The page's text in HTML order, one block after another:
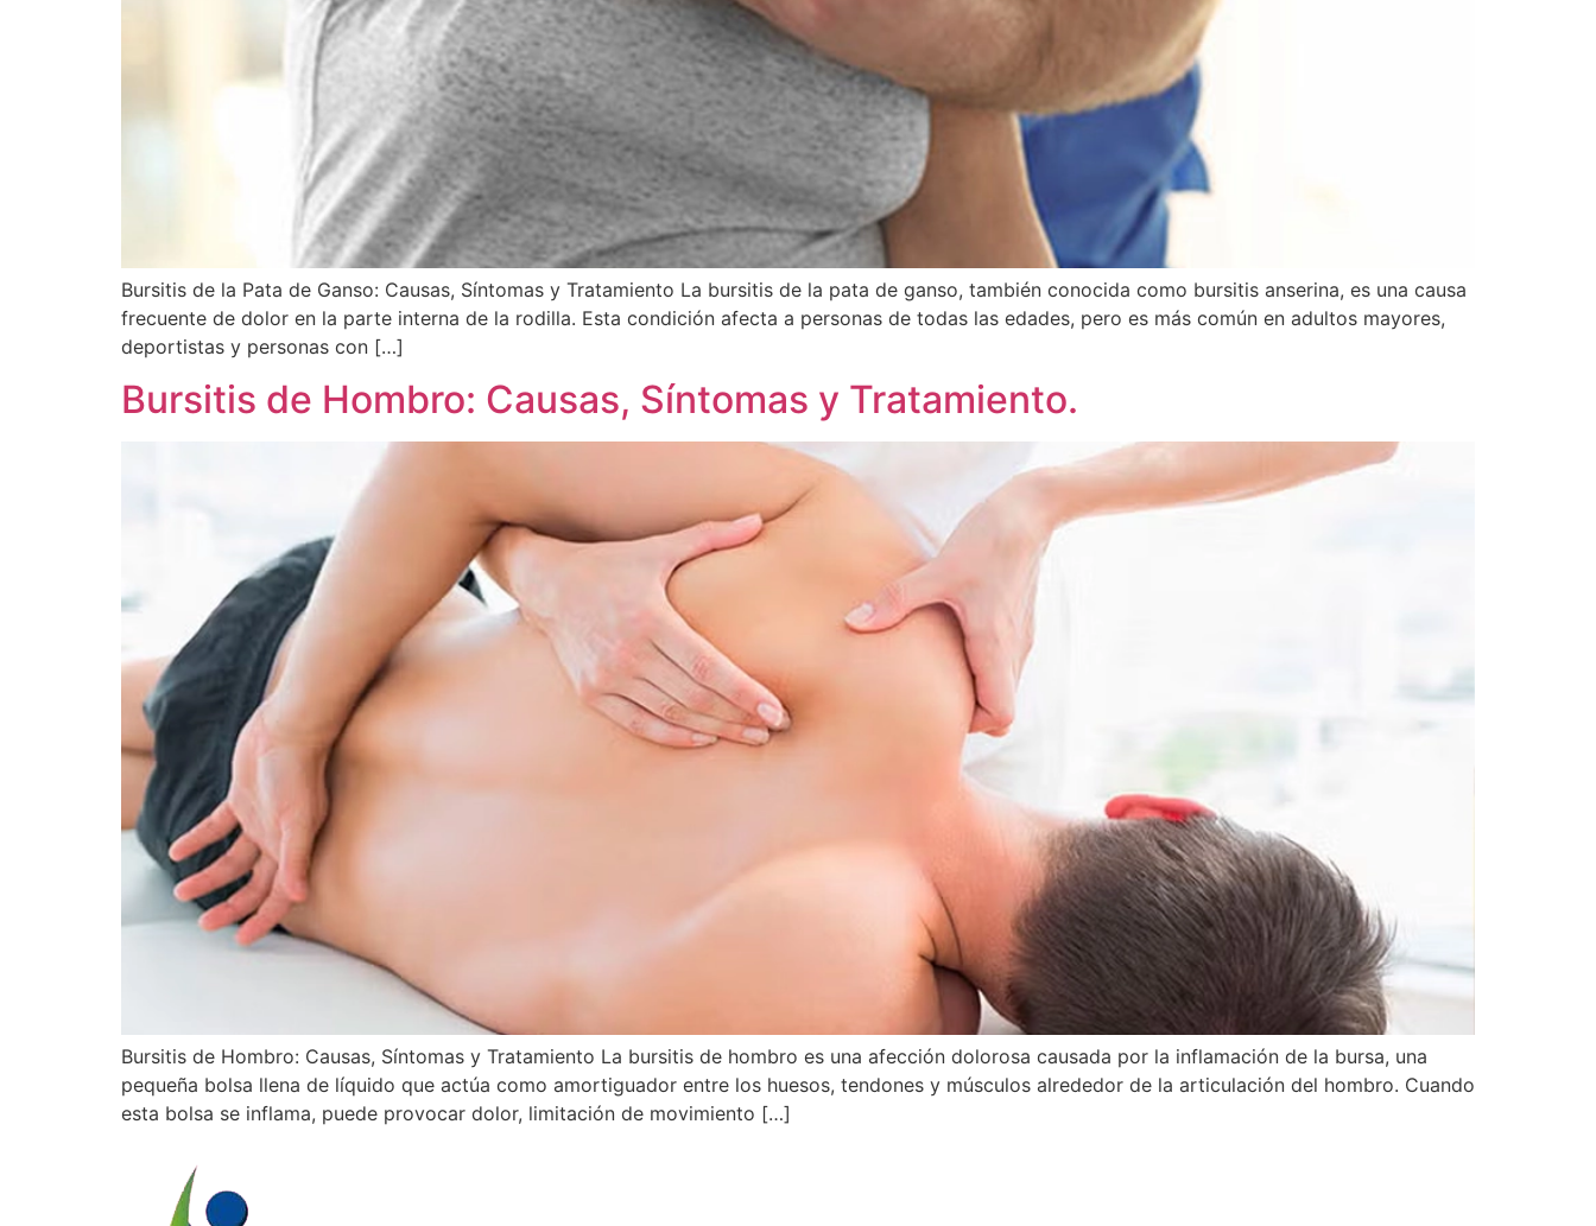
Bursitis de la Pata de Ganso: Causas, Síntomas y Tratamiento La bursitis de la pata de ganso, también conocida como bursitis anserina, es una causa
frecuente de dolor en la parte interna de la rodilla. Esta condición afecta a personas de todas las edades, pero es más común en adultos mayores,
deportistas y personas con […]
Bursitis de Hombro: Causas, Síntomas y Tratamiento.
Bursitis de Hombro: Causas, Síntomas y Tratamiento La bursitis de hombro es una afección dolorosa causada por la inflamación de la bursa, una
pequeña bolsa llena de líquido que actúa como amortiguador entre los huesos, tendones y músculos alrededor de la articulación del hombro. Cuando
esta bolsa se inflama, puede provocar dolor, limitación de movimiento […]